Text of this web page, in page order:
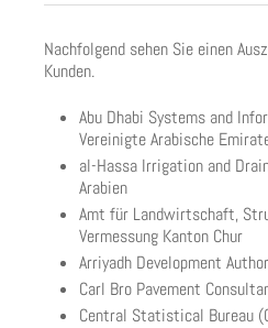
Nachfolgend sehen Sie einen
Kunden.
Abu Dhabi Systems and
Vereinigte Arabische
al-Hassa Irrigation and
Arabien
Amt für Landwirtschaft,
Vermessung Kanton Chur
Arriyadh Development
Carl Bro Pavement
Central Statistical Bureau